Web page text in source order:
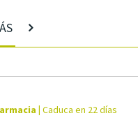
| Caduca en 22 días